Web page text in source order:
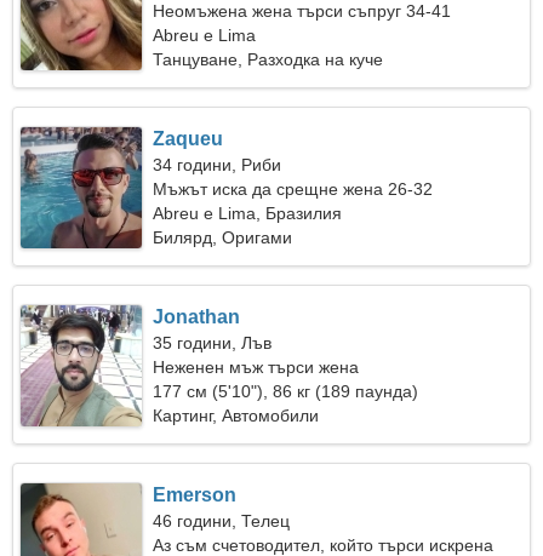
Неомъжена жена търси съпруг 34-41
Abreu e Lima
Танцуване, Разходка на куче
Zaqueu
34 години, Риби
Мъжът иска да срещне жена 26-32
Abreu e Lima, Бразилия
Билярд, Оригами
Jonathan
35 години, Лъв
Неженен мъж търси жена
177 см (5'10"), 86 кг (189 паунда)
Картинг, Автомобили
Emerson
46 години, Телец
Аз съм счетоводител, който търси искрена